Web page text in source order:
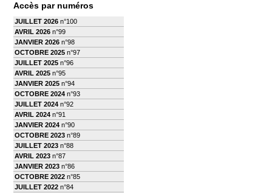
Accès par numéros
JUILLET 2026 n°100
AVRIL 2026 n°99
JANVIER 2026 n°98
OCTOBRE 2025 n°97
JUILLET 2025 n°96
AVRIL 2025 n°95
JANVIER 2025 n°94
OCTOBRE 2024 n°93
JUILLET 2024 n°92
AVRIL 2024 n°91
JANVIER 2024 n°90
OCTOBRE 2023 n°89
JUILLET 2023 n°88
AVRIL 2023 n°87
JANVIER 2023 n°86
OCTOBRE 2022 n°85
JUILLET 2022 n°84